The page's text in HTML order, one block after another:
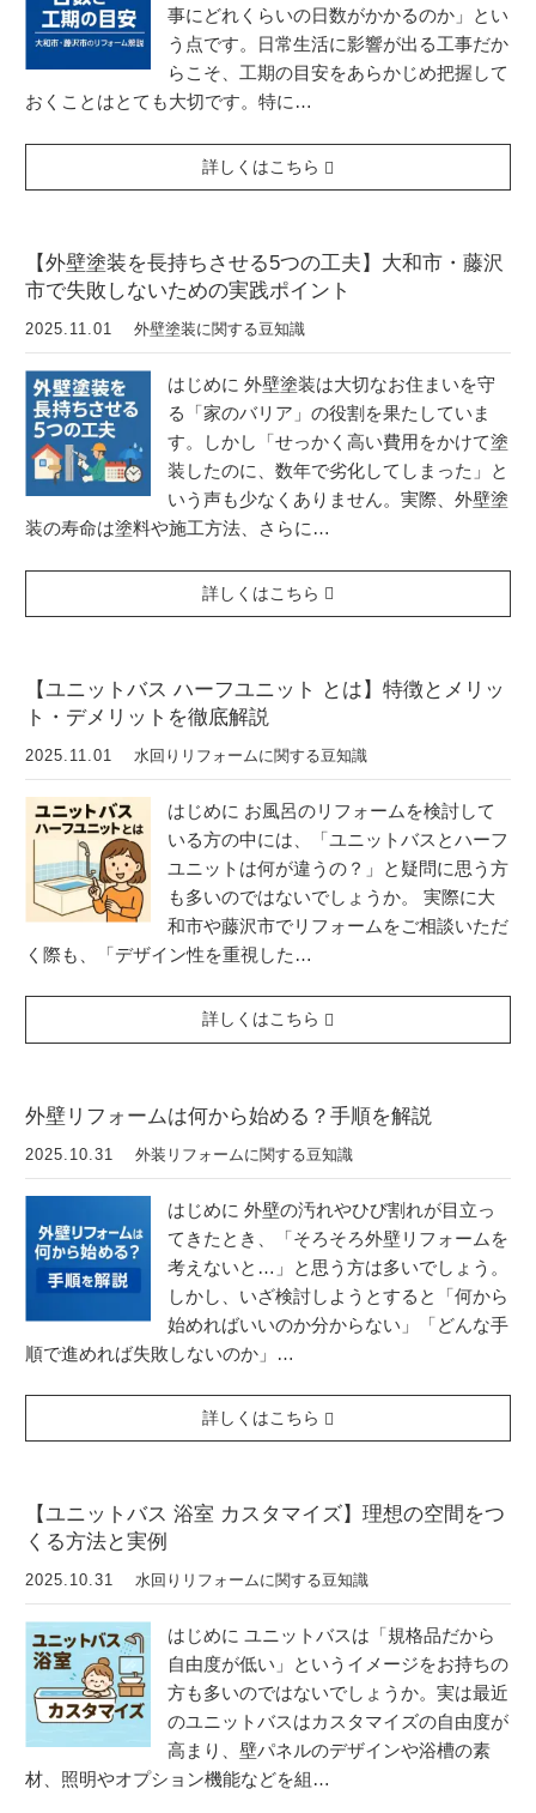
事にどれくらいの日数がかかるのか」とい
う点です。日常生活に影響が出る工事だか
らこそ、工期の目安をあらかじめ把握して
おくことはとても大切です。特に…
詳しくはこちら
【外壁塗装を長持ちさせる5つの工夫】大和市・藤沢
市で失敗しないための実践ポイント
2025.11.01 外壁塗装に関する豆知識
はじめに 外壁塗装は大切なお住まいを守
る「家のバリア」の役割を果たしていま
す。しかし「せっかく高い費用をかけて塗
装したのに、数年で劣化してしまった」と
いう声も少なくありません。実際、外壁塗
装の寿命は塗料や施工方法、さらに…
詳しくはこちら
【ユニットバス ハーフユニット とは】特徴とメリッ
ト・デメリットを徹底解説
2025.11.01 水回りリフォームに関する豆知識
はじめに お風呂のリフォームを検討して
いる方の中には、「ユニットバスとハーフ
ユニットは何が違うの？」と疑問に思う方
も多いのではないでしょうか。 実際に大
和市や藤沢市でリフォームをご相談いただ
く際も、「デザイン性を重視した…
詳しくはこちら
外壁リフォームは何から始める？手順を解説
2025.10.31 外装リフォームに関する豆知識
はじめに 外壁の汚れやひび割れが目立っ
てきたとき、「そろそろ外壁リフォームを
考えないと…」と思う方は多いでしょう。
しかし、いざ検討しようとすると「何から
始めればいいのか分からない」「どんな手
順で進めれば失敗しないのか」…
詳しくはこちら
【ユニットバス 浴室 カスタマイズ】理想の空間をつ
くる方法と実例
2025.10.31 水回りリフォームに関する豆知識
はじめに ユニットバスは「規格品だから
自由度が低い」というイメージをお持ちの
方も多いのではないでしょうか。実は最近
のユニットバスはカスタマイズの自由度が
高まり、壁パネルのデザインや浴槽の素
材、照明やオプション機能などを組…